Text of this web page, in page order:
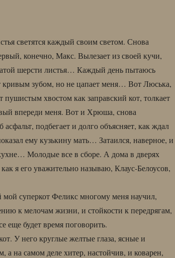
светятся каждый своим светом. Снова
конечно, Макс. Вылезает из своей кучи,
шерсти листья… Каждый день пытаюсь
кривым зубом, но не цапает меня… Вот Люська,
пушистым хвостом как заправский кот, толкает
впереди меня. Вот и Хрюша, снова
асфальт, подбегает и долго объясняет, как ждал
ему кузькину мать… Затаился, наверное, и
Молодые все в сборе. А дома в дверях
я его уважительно называю, Клаус-Белоусов,
мой суперкот Феликс многому меня научил,
к мелочам жизни, и стойкости к передрягам,
еще будет время поговорить.
У него круглые желтые глаза, ясные и
на самом деле хитер, настойчив, и коварен,